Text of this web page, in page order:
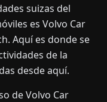
suizas del
es Volvo Car
Aquí es donde se
de la
desde aquí.
de Volvo Car